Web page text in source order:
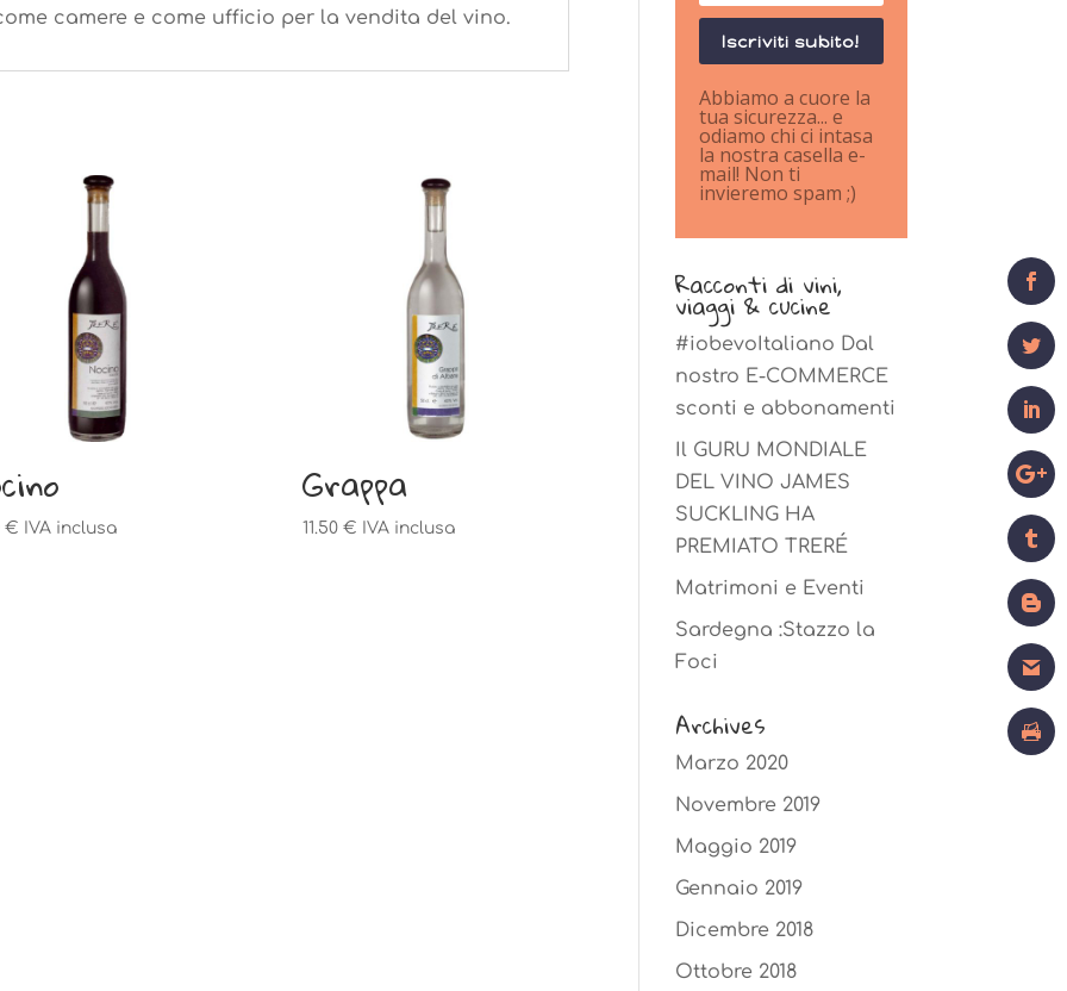
camere e come ufficio per la vendita del vino.
€ IVA inclusa
Grappa
11.50 € IVA inclusa
Iscriviti subito!
Abbiamo a cuore la
tua sicurezza... e
odiamo chi ci intasa
la nostra casella e-
mail! Non ti
invieremo spam ;)
Racconti di vini,
viaggi & cucine
#iobevoItaliano Dal
nostro E-COMMERCE
sconti e abbonamenti
Il GURU MONDIALE
DEL VINO JAMES
SUCKLING HA
PREMIATO TRERÉ
Matrimoni e Eventi
Sardegna :Stazzo la
Foci
Archives
Marzo 2020
Novembre 2019
Maggio 2019
Gennaio 2019
Dicembre 2018
Ottobre 2018